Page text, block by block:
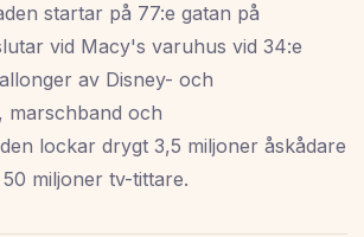
startar på 77:e gatan på
vid Macy's varuhus vid 34:e
av Disney- och
och
lockar drygt 3,5 miljoner åskådare
miljoner tv-tittare.